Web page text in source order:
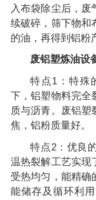
入布袋除尘后，
续破碎，筛下物和
的油，再得到铝粉
废铝塑炼油设
特点1：特殊
下，铝塑物料完全
质与沥青。废铝塑
焦，铝粉质量好。
特点2：优良
温热裂解工艺实现
受热均匀，能精确
能储存及循环利